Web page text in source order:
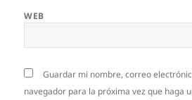
WEB
Guardar mi nombre, correo
navegador para la próxima vez que haga